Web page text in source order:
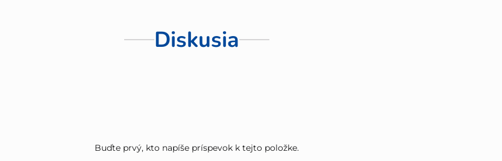
Diskusia
Buďte prvý, kto napíše príspevok k tejto položke.